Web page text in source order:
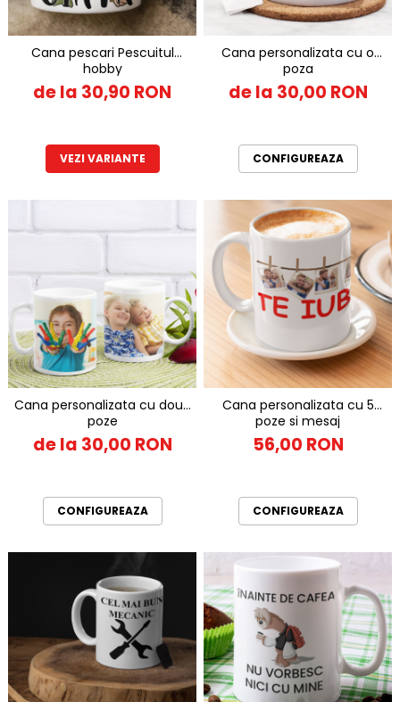
Tricouri Diverse
Tricouri Azi esti Tanar si maine...
Tricouri Motivationale
Tricouri Mamici
Tricouri Animalute
Tricouri Stari
Tricouri Gameri
Tricouri Mesaje Virale
Tricouri Zicale Romanesti
Tricouri Copii
Cana pescari Pescuitul
hobby
de la 30,90 RON
VEZI VARIANTE
Cana personalizata cu o
poza
de la 30,00 RON
CONFIGUREAZA
Cana personalizata cu doua
poze
de la 30,00 RON
CONFIGUREAZA
Cana personalizata cu 5
poze si mesaj
56,00 RON
CONFIGUREAZA